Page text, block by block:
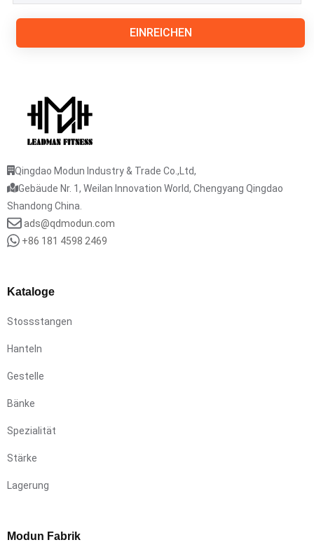
EINREICHEN
Qingdao Modun Industry & Trade Co.,Ltd,
Gebäude Nr. 1, Weilan Innovation World, Chengyang Qingdao
Shandong China.
ads@qdmodun.com
+86 181 4598 2469
Kataloge
Stossstangen
Hanteln
Gestelle
Bänke
Spezialität
Stärke
Lagerung
Modun Fabrik